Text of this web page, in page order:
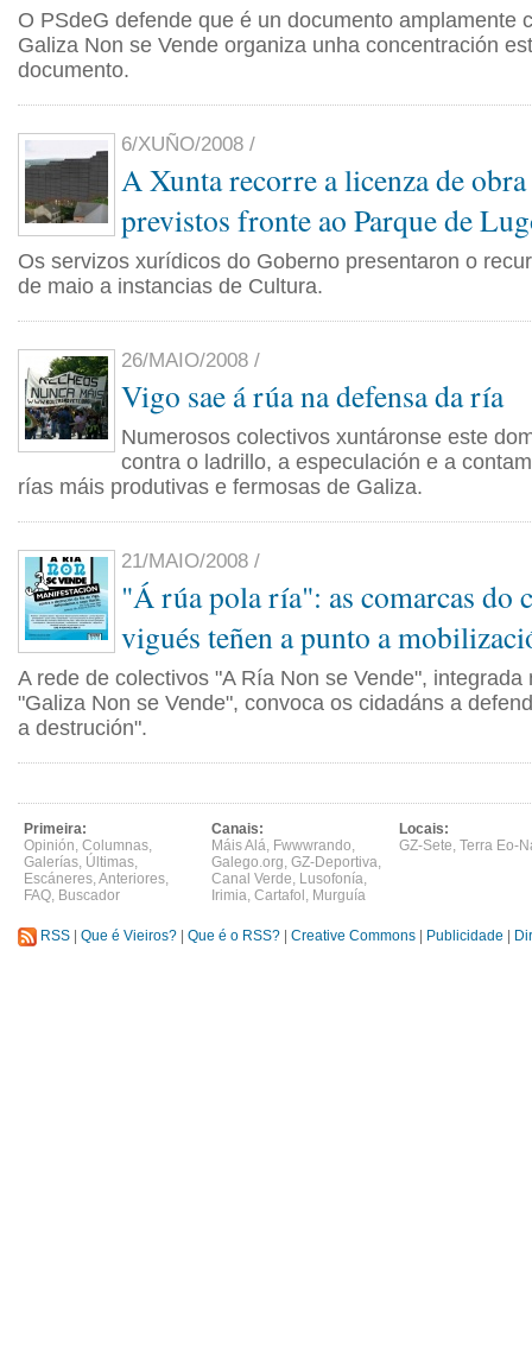
O PSdeG defende que é un documento amplamente
Galiza Non se Vende organiza unha concentración
documento.
6/XUÑO/2008 /
A Xunta recorre a licenza de
previstos fronte ao Parque de
Os servizos xurídicos do Goberno presentaron o
de maio a instancias de Cultura.
26/MAIO/2008 /
Vigo sae á rúa na defensa da ría
Numerosos colectivos xuntáronse este
contra o ladrillo, a especulación e a
rías máis produtivas e fermosas de Galiza.
21/MAIO/2008 /
"Á rúa pola ría": as comarcas do
vigués teñen a punto a
A rede de colectivos "A Ría Non se Vende", integrada
"Galiza Non se Vende", convoca os cidadáns a
a destrución".
Primeira:
Opinión, Columnas,
Galerías, Últimas,
Escáneres,Anteriores,
FAQ, Buscador
Canais:
Máis Alá, Fwwwrando,
Galego.org, GZ-Deportiva,
Canal Verde, Lusofonía,
Irimia, Cartafol , Murguía
Locais:
GZ-Sete, Terra Eo-
RSS Que é Vieiros? Que é o RSS? Creative Commons Publicidade